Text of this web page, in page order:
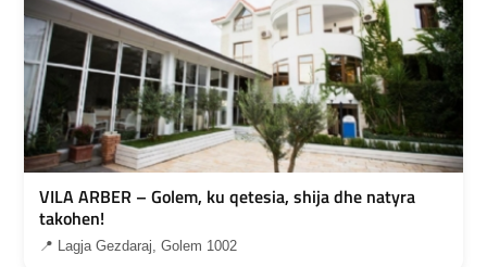
VILA ARBER – Golem, ku qetesia, shija dhe natyra
takohen!
📍 Lagja Gezdaraj, Golem 1002